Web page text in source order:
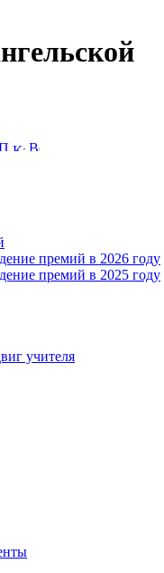
премий в 2026 году
премий в 2025 году
учителя